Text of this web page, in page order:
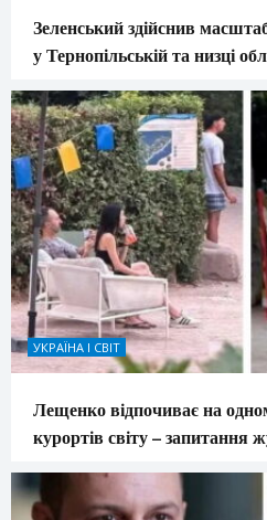
Зеленський здійснив
у Тернопільській та низці
УКРАЇНА І СВІТ
Лещенко відпочиває на
курортів світу – запитання